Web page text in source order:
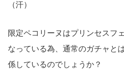
（汗）
限定ペコリーヌはプリンセスフ
なっている為、通常のガチャと
係しているのでしょうか？